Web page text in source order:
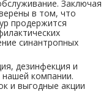
Заключая
в том, что
продержится
синантропных
дезинфекция и
нашей компании.
и выгодные акции